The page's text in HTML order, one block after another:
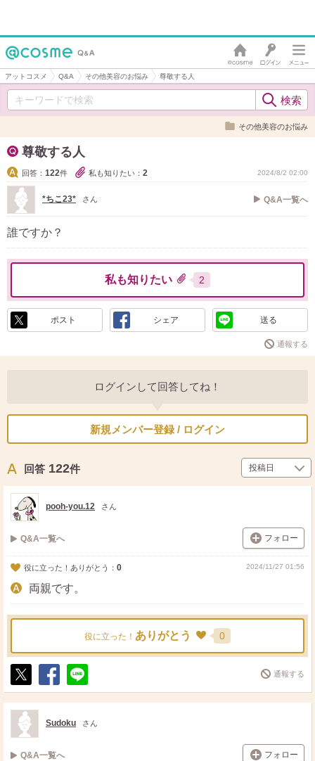
アットコスメ Q&A その他美容のお悩み 尊敬する人
その他美容のお悩み
尊敬する人
回答： 122件 私も知りたい： 2 2024/8/2 02:00
*ちこ23* さん Q&A一覧へ
誰ですか？
私も知りたい 2
ポスト シェア 送る
通報する
ログインして回答してね！
新規メンバー登録 / ログイン
回答 122件
pooh-you.12 さん
Q&A一覧へ フォロー
役に立った！ありがとう： 0 2024/11/27 01:56
両親です。
役に立った！ ありがとう 0
ポ
ス
ト
シ
ェ
送
る
通報する
Sudoku さん
Q&A一覧へ フォロー